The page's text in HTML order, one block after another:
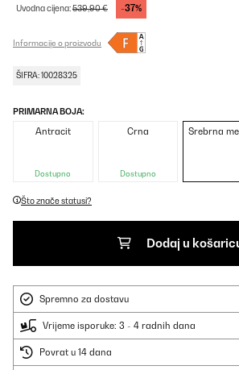
Uvodna cijena:539,90 € -37%
Informacije o proizvodu
ŠIFRA: 10028325
PRIMARNA BOJA:
Antracit
Dostupno
Crna
Dostupno
Srebrna
Što znače statusi?
Dodaj u
Spremno za dostavu
Vrijeme isporuke: 3 - 4 radnih dana
Povrat u 14 dana